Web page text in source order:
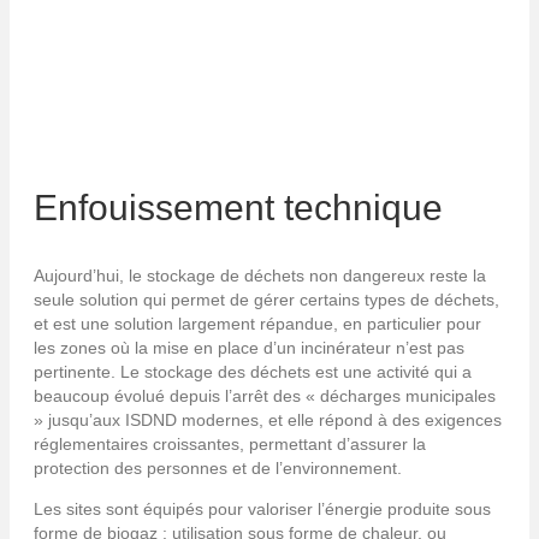
Enfouissement technique
Aujourd’hui, le stockage de déchets non dangereux reste la
seule solution qui permet de gérer certains types de déchets,
et est une solution largement répandue, en particulier pour
les zones où la mise en place d’un incinérateur n’est pas
pertinente. Le stockage des déchets est une activité qui a
beaucoup évolué depuis l’arrêt des « décharges municipales
» jusqu’aux ISDND modernes, et elle répond à des exigences
réglementaires croissantes, permettant d’assurer la
protection des personnes et de l’environnement.
Les sites sont équipés pour valoriser l’énergie produite sous
forme de biogaz : utilisation sous forme de chaleur, ou